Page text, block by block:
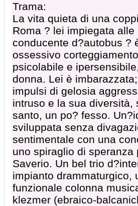
Trama:
La vita quieta di una
Roma ? lei impiegata alle
conducente d?autobus ?
ossessivo
psicolabile e
donna. Lei è
impulsi di gelosia
intruso e la sua diversità,
santo, un po? fesso.
sviluppata senza
sentimentale con una
uno spiraglio di speranza
Saverio. Un bel trio
impianto drammaturgico,
funzionale colonna
klezmer (ebraico-